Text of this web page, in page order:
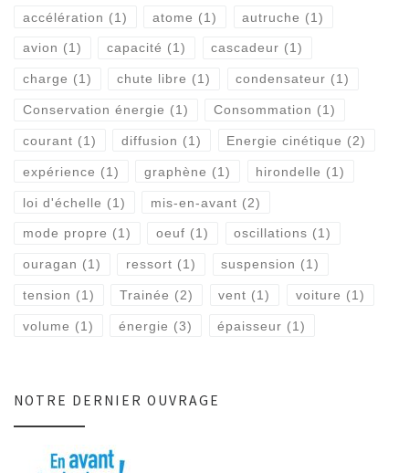
accélération (1) atome (1) autruche (1)
avion (1) capacité (1) cascadeur (1)
charge (1) chute libre (1) condensateur (1)
Conservation énergie (1) Consommation (1)
courant (1) diffusion (1) Energie cinétique (2)
expérience (1) graphène (1) hirondelle (1)
loi d'échelle (1) mis-en-avant (2)
mode propre (1) oeuf (1) oscillations (1)
ouragan (1) ressort (1) suspension (1)
tension (1) Trainée (2) vent (1) voiture (1)
volume (1) énergie (3) épaisseur (1)
NOTRE DERNIER OUVRAGE